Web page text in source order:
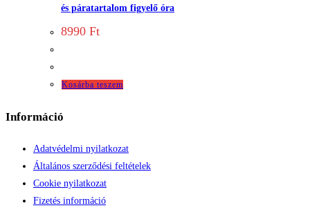
és páratartalom figyelő óra
8990 Ft
Kosárba teszem
Információ
Adatvédelmi nyilatkozat
Általános szerződési feltételek
Cookie nyilatkozat
Fizetés információ